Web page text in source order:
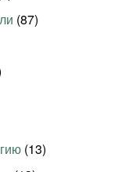
(87)
(13)